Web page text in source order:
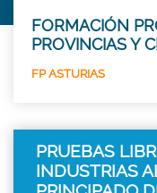
FORMACIÓN
PROVINCIAS Y
FP ASTURIAS
PRUEBAS
INDUSTRIAS